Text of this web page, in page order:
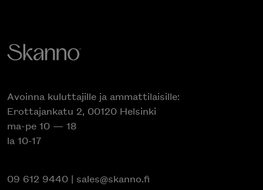
Avoinna kuluttajille ja ammattilaisille:
Erottajankatu 2, 00120 Helsinki
ma-pe 10 — 18
la 10-17
09 612 9440 | sales@skanno.fi